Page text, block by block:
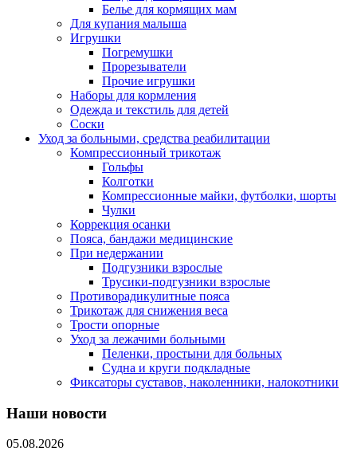
Белье для кормящих мам
Для купания малыша
Игрушки
Погремушки
Прорезыватели
Прочие игрушки
Наборы для кормления
Одежда и текстиль для детей
Соски
Уход за больными, средства реабилитации
Компрессионный трикотаж
Гольфы
Колготки
Компрессионные майки, футболки, шорты
Чулки
Коррекция осанки
Пояса, бандажи медицинские
При недержании
Подгузники взрослые
Трусики-подгузники взрослые
Противорадикулитные пояса
Трикотаж для снижения веса
Трости опорные
Уход за лежачими больными
Пеленки, простыни для больных
Судна и круги подкладные
Фиксаторы суставов, наколенники, налокотники
Наши новости
05.08.2026